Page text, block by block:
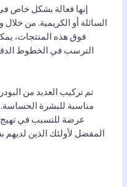
إنها فعالة بشكل خاص
السائلة أو الكريمية. من
فوق هذه المنتجات،
الترسب في الخطوط
تم تركيب العديد من
مناسبة للبشرة الحساسة.
عرضة للتسبب في تهيج
المفضل لأولئك الذين